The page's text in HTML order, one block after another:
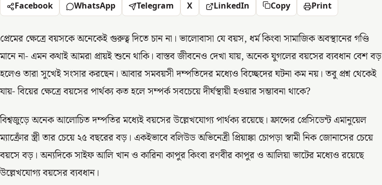
Facebook WhatsApp Telegram X LinkedIn Copy Print
প্রেমের ক্ষেত্রে বয়সকে অনেকেই গুরুত্ব দিতে চান না। ভালোবাসা যে বয়স, ধর্ম কিংবা সামাজিক অবস্থানের গণ্ডি
মানে না- এমন কথাই আমরা প্রায়ই শুনে থাকি। বাস্তব জীবনেও দেখা যায়, অনেক যুগলের বয়সের ব্যবধান বেশ বড়
হলেও তারা সুখেই সংসার করছেন। আবার সমবয়সী দম্পতিদের মধ্যেও বিচ্ছেদের ঘটনা কম নয়। তবু প্রশ্ন থেকেই
যায়- বিয়ের ক্ষেত্রে বয়সের পার্থক্য কত হলে সম্পর্ক সবচেয়ে দীর্ঘস্থায়ী হওয়ার সম্ভাবনা থাকে?
বিশ্বজুড়ে অনেক আলোচিত দম্পতির মধ্যেই বয়সের উল্লেখযোগ্য পার্থক্য রয়েছে। ফ্রান্সের প্রেসিডেন্ট এমানুয়েল
ম্যাক্রোঁর স্ত্রী তার চেয়ে ২৫ বছরের বড়। একইভাবে বলিউড অভিনেত্রী প্রিয়াঙ্কা চোপড়া স্বামী নিক জোনাসের চেয়ে
বয়সে বড়। অন্যদিকে সাইফ আলি খান ও কারিনা কাপুর কিংবা রণবীর কাপুর ও আলিয়া ভাটের মধ্যেও রয়েছে
উল্লেখযোগ্য বয়সের ব্যবধান।